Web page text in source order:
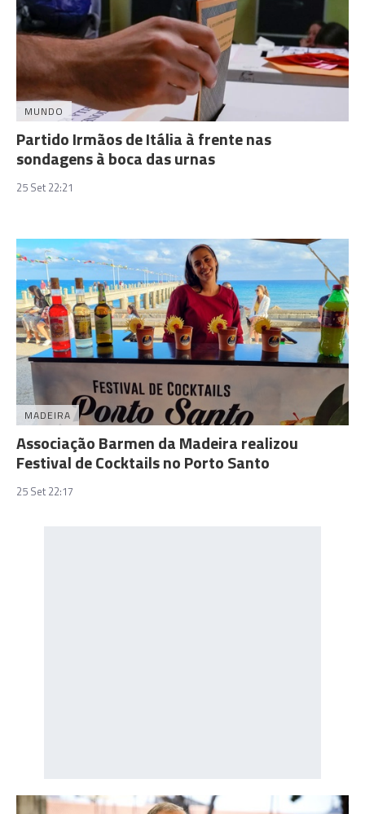
MUNDO
Partido Irmãos de Itália à frente nas
sondagens à boca das urnas
25 Set 22:21
MADEIRA
Associação Barmen da Madeira realizou
Festival de Cocktails no Porto Santo
25 Set 22:17